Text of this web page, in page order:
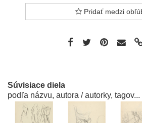
Pridať medzi
Súvisiace diela
podľa názvu, autora / autorky, tagov...